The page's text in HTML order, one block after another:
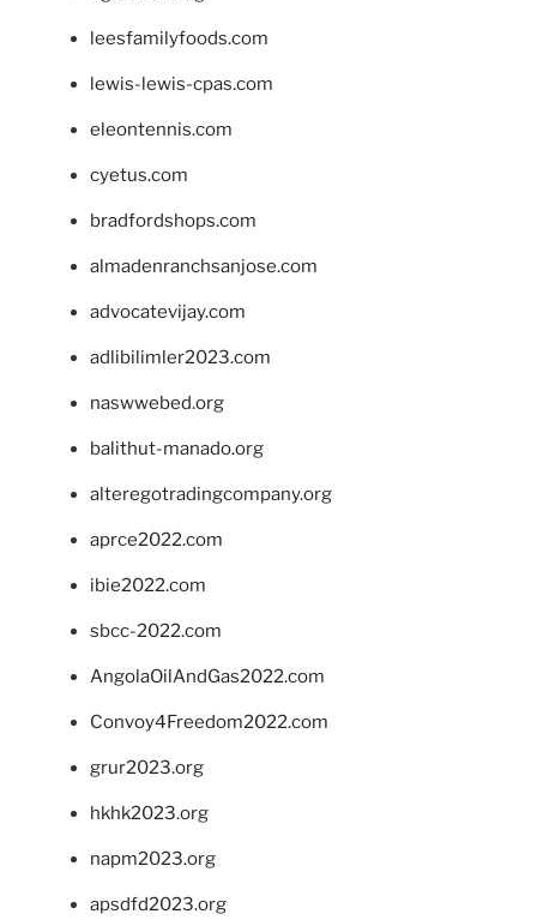
leesfamilyfoods.com
lewis-lewis-cpas.com
eleontennis.com
cyetus.com
bradfordshops.com
almadenranchsanjose.com
advocatevijay.com
adlibilimler2023.com
naswwebed.org
balithut-manado.org
alteregotradingcompany.org
aprce2022.com
ibie2022.com
sbcc-2022.com
AngolaOilAndGas2022.com
Convoy4Freedom2022.com
grur2023.org
hkhk2023.org
napm2023.org
apsdfd2023.org